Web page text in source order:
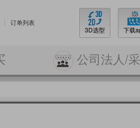
|
订单列表
3D选型
下载
公司法人/